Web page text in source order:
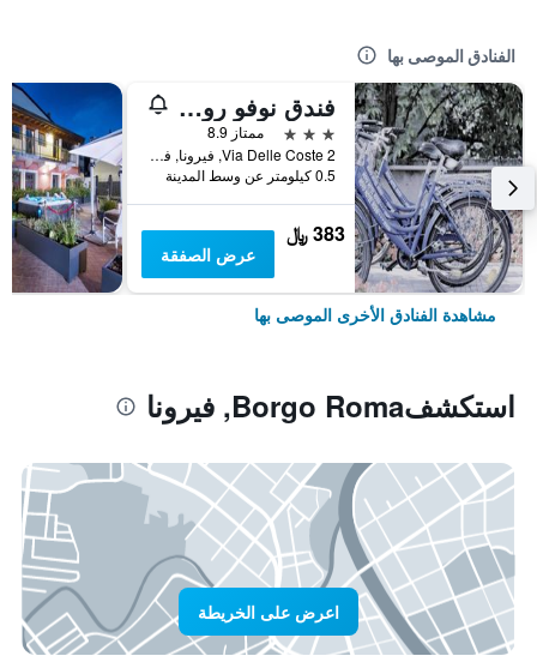
الفنادق الموصى بها
فندق نوفو روسي
3 نجوم
ممتاز 8.9
Via Delle Coste 2, فيرونا, فينيتو, إيطاليا
0.5 كيلومتر عن وسط المدينة
383 ﷼
عرض الصفقة
مشاهدة الفنادق الأخرى الموصى بها
استكشفBorgo Roma, فيرونا
اعرض على الخريطة